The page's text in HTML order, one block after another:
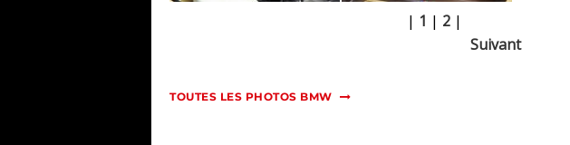
| 1 | 2 |
Suivant
TOUTES LES PHOTOS BMW